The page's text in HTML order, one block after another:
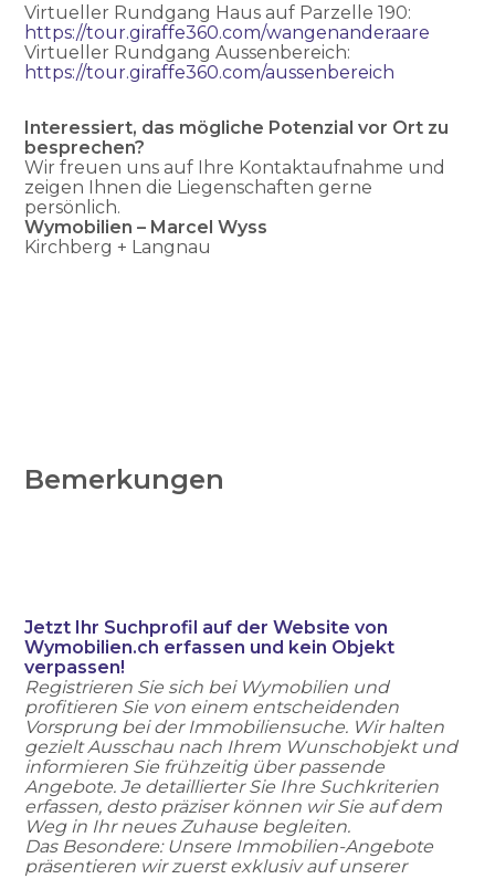
Virtueller Rundgang Haus auf Parzelle 190:
https://tour.giraffe360.com/wangenanderaare
Virtueller Rundgang Aussenbereich:
https://tour.giraffe360.com/aussenbereich
Interessiert, das mögliche Potenzial vor Ort zu
besprechen?
Wir freuen uns auf Ihre Kontaktaufnahme und
zeigen Ihnen die Liegenschaften gerne
persönlich.
Wymobilien – Marcel Wyss
Kirchberg + Langnau
Bemerkungen
Jetzt Ihr Suchprofil auf der Website von
Wymobilien.ch erfassen und kein Objekt
verpassen!
Registrieren Sie sich bei Wymobilien und
profitieren Sie von einem entscheidenden
Vorsprung bei der Immobiliensuche. Wir halten
gezielt Ausschau nach Ihrem Wunschobjekt und
informieren Sie frühzeitig über passende
Angebote. Je detaillierter Sie Ihre Suchkriterien
erfassen, desto präziser können wir Sie auf dem
Weg in Ihr neues Zuhause begleiten.
Das Besondere: Unsere Immobilien-Angebote
präsentieren wir zuerst exklusiv auf unserer